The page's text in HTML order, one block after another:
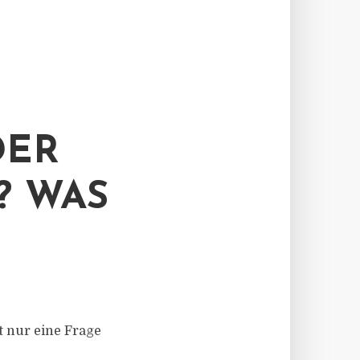
WAS
nur eine Frage